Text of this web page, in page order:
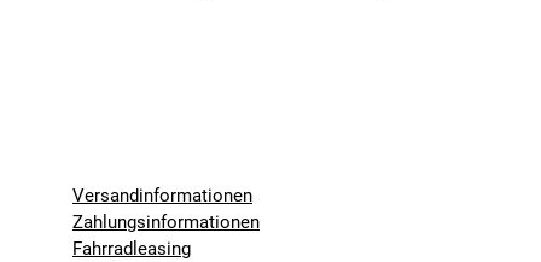
Versandinformationen
Zahlungsinformationen
Fahrradleasing